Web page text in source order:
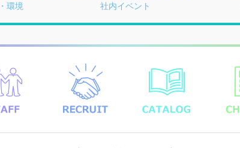
環境 社内イベント